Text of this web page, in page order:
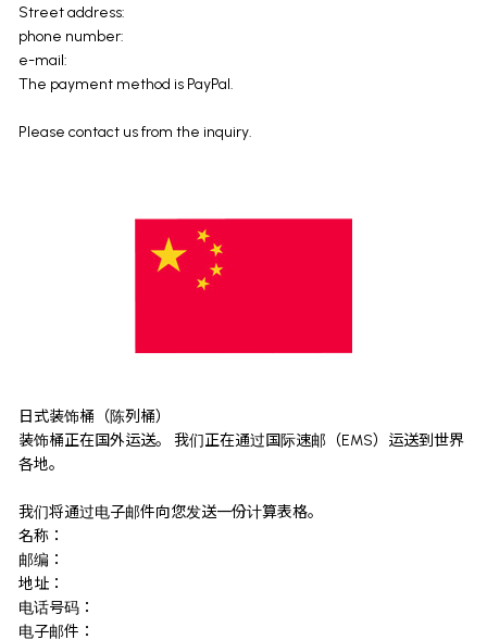
Street address:
phone number:
e-mail:
The payment method is PayPal.
Please contact us from the inquiry.
日式装饰桶（陈列桶）
装饰桶正在国外运送。 我们正在通过国际速邮（EMS）运送到世界
各地。
我们将通过电子邮件向您发送一份计算表格。
名称：
邮编：
地址：
电话号码：
电子邮件：